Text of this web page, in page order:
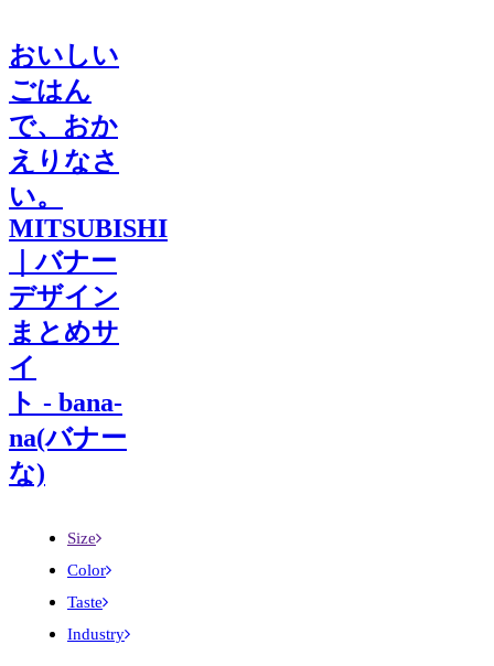
おいしい
ごはん
で、おか
えりなさ
い。
MITSUBISHI
｜バナー
デザイン
まとめサ
イ
ト - bana-
na(バナー
な)
Size
Color
Taste
Industry